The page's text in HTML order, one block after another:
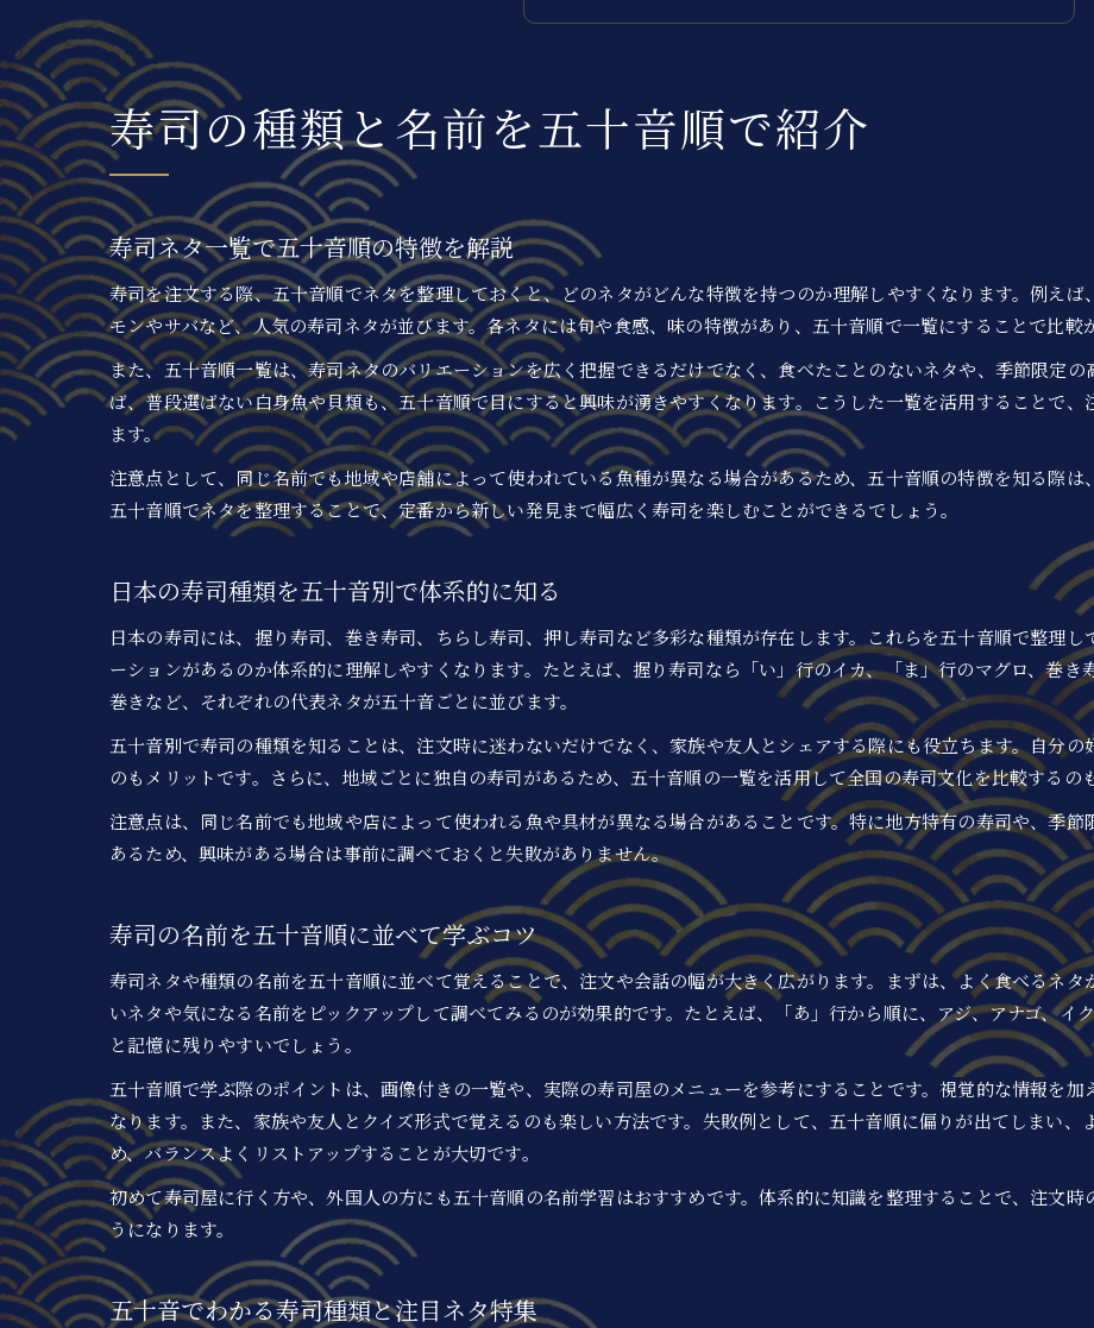
握り寿司と巻き寿司の種類と魅力を比較
巻き寿司種類と握り寿司の美味しさの発見
人気寿司ネタランキング注目の傾向
寿司ネタランキングで人気の種類を解説
寿司ネタランキングから見る注目の名前
寿司人気ネタの傾向やおすすめの選び方
ランキングでわかる寿司ネタの種類と特徴
寿司ネタランキング注目の種類をピックアップ
注文前に知りたい各寿司ネタの特徴
寿司ネタの特徴や種類を注文前に把握する方法
注文前に覚えたい寿司ネタの種類と味の違い
寿司ネタの特徴や種類を選ぶポイント紹介
寿司の名前一覧で自分好みを見つける
寿司ネタ一覧から自分好みの種類を探す方法
寿司の名前一覧で新たな種類に出会う楽しみ
寿司ネタ五十音順一覧で好みを発見するコツ
名前一覧から寿司の種類を選ぶ楽しみ方提案
寿司ネタ一覧活用で自分だけの好みを見つける
高級ネタから定番まで寿司の世界を深掘り
高級寿司ネタと定番の種類を徹底比較
寿司ネタランキングで高級や定番を探る
寿司の種類別に高級ネタと定番ネタを解説
高級寿司ネタ一覧と定番ネタの魅力を知る
寿司の種類と名前を五十音順で紹介
寿司ネタ一覧で五十音順の特徴を解説
寿司を注文する際、五十音順でネタを整理しておくと、どのネタがどんな特徴を持つのか理解しやすくなります。例え
モンやサバなど、人気の寿司ネタが並びます。各ネタには旬や食感、味の特徴があり、五十音順で一覧にすることで比較
また、五十音順一覧は、寿司ネタのバリエーションを広く把握できるだけでなく、食べたことのないネタや、季節限定
ば、普段選ばない白身魚や貝類も、五十音順で目にすると興味が湧きやすくなります。こうした一覧を活用することで
ます。
注意点として、同じ名前でも地域や店舗によって使われている魚種が異なる場合があるため、五十音順の特徴を知る際は
五十音順でネタを整理することで、定番から新しい発見まで幅広く寿司を楽しむことができるでしょう。
日本の寿司種類を五十音別で体系的に知る
日本の寿司には、握り寿司、巻き寿司、ちらし寿司、押し寿司など多彩な種類が存在します。これらを五十音順で整理
ーションがあるのか体系的に理解しやすくなります。たとえば、握り寿司なら「い」行のイカ、「ま」行のマグロ、巻
巻きなど、それぞれの代表ネタが五十音ごとに並びます。
五十音別で寿司の種類を知ることは、注文時に迷わないだけでなく、家族や友人とシェアする際にも役立ちます。自分
のもメリットです。さらに、地域ごとに独自の寿司があるため、五十音順の一覧を活用して全国の寿司文化を比較するの
注意点は、同じ名前でも地域や店によって使われる魚や具材が異なる場合があることです。特に地方特有の寿司や、季
あるため、興味がある場合は事前に調べておくと失敗がありません。
寿司の名前を五十音順に並べて学ぶコツ
寿司ネタや種類の名前を五十音順に並べて覚えることで、注文や会話の幅が大きく広がります。まずは、よく食べるネ
いネタや気になる名前をピックアップして調べてみるのが効果的です。たとえば、「あ」行から順に、アジ、アナゴ、イ
と記憶に残りやすいでしょう。
五十音順で学ぶ際のポイントは、画像付きの一覧や、実際の寿司屋のメニューを参考にすることです。視覚的な情報を
なります。また、家族や友人とクイズ形式で覚えるのも楽しい方法です。失敗例として、五十音順に偏りが出てしまい
め、バランスよくリストアップすることが大切です。
初めて寿司屋に行く方や、外国人の方にも五十音順の名前学習はおすすめです。体系的に知識を整理することで、注文
うになります。
五十音でわかる寿司種類と注目ネタ特集